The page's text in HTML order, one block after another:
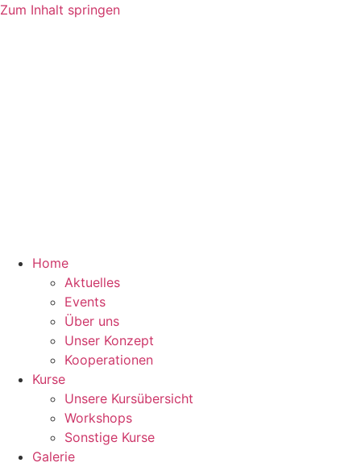
Zum Inhalt springen
Home
Aktuelles
Events
Über uns
Unser Konzept
Kooperationen
Kurse
Unsere Kursübersicht
Workshops
Sonstige Kurse
Galerie